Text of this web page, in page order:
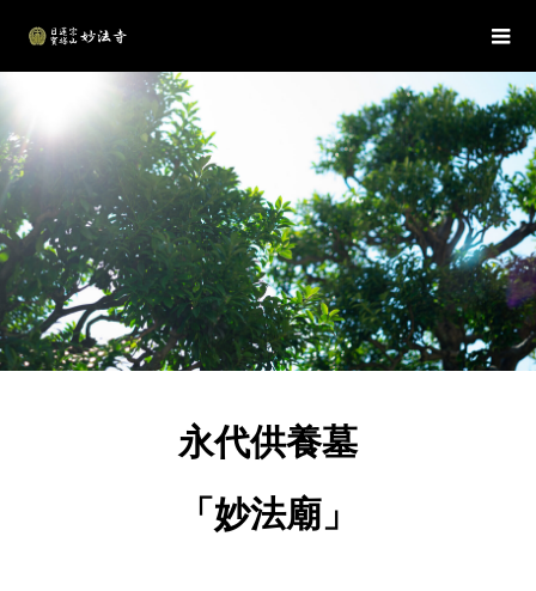
永代供養墓
「妙法廟」